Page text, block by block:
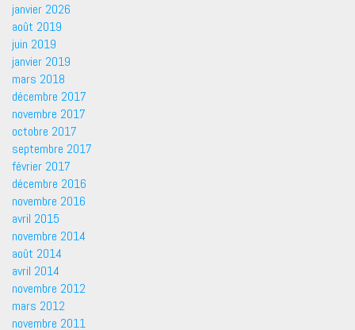
janvier 2026
août 2019
juin 2019
janvier 2019
mars 2018
décembre 2017
novembre 2017
octobre 2017
septembre 2017
février 2017
décembre 2016
novembre 2016
avril 2015
novembre 2014
août 2014
avril 2014
novembre 2012
mars 2012
novembre 2011